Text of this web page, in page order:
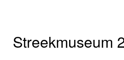
Streekmuseum